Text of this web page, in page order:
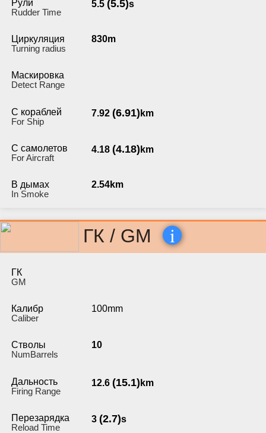
Рули
Rudder Time
5.5 (5.5)s
Циркуляция
Turning radius
830m
Маскировка
Detect Range
С кораблей
For Ship
7.92 (6.91) km
С самолетов
For Aircraft
4.18 (4.18) km
В дымах
In Smoke
2.54km
ГК / GM i
ГК
GM
Калибр
Caliber
100mm
Стволы
NumBarrels
10
Дальность
Firing Range
12.6 (15.1) km
Перезарядка
Reload Time
3 (2.7)s